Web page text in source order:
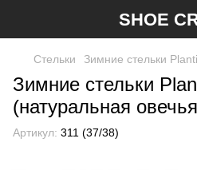
SHOE
Стельки Зимние стельки
Зимние стельки
(натуральная
Артикул: 311 (37/38)